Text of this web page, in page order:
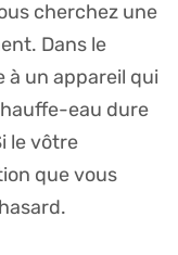
cherchez une
Dans le
à un appareil qui
eau dure
le vôtre
que vous